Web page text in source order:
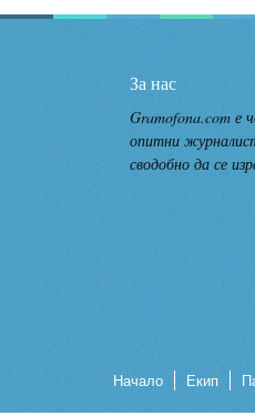
За нас
Gramofona.com е
опитни
сводобно да се
Начало Екип